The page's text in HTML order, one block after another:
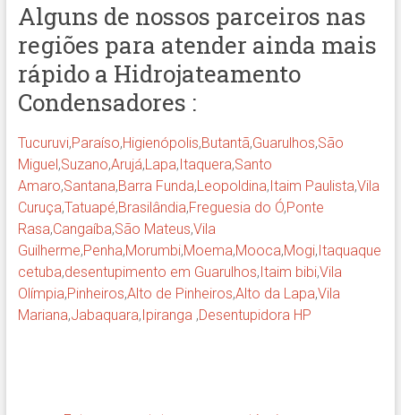
Alguns de nossos parceiros nas
regiões para atender ainda mais
rápido a Hidrojateamento
Condensadores :
Tucuruvi,Paraíso,Higienópolis,Butantã,Guarulhos,São
Miguel,Suzano,Arujá,Lapa,Itaquera,Santo
Amaro,Santana,Barra Funda,Leopoldina,Itaim Paulista,Vila
Curuça,Tatuapé,Brasilândia,Freguesia do Ó,Ponte
Rasa,Cangaíba,São Mateus,Vila
Guilherme,Penha,Morumbi,Moema,Mooca,Mogi,Itaquaque
cetuba,desentupimento em Guarulhos,Itaim bibi,Vila
Olímpia,Pinheiros,Alto de Pinheiros,Alto da Lapa,Vila
Mariana,Jabaquara,Ipiranga,Desentupidora HP